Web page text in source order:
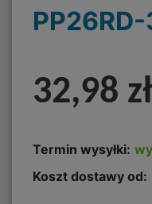
32,98 zł
Termin wysyłki:
Koszt dostawy od: